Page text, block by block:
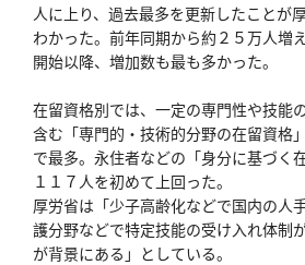
人に上り、過去最多を更新したことが
わかった。前年同期から約２５万人増
開始以降、増加数も最も多かった。
在留資格別では、一定の専門性や技能
含む「専門的・技術的分野の在留資格
で最多。永住者などの「身分に基づく
１１７人を初めて上回った。
厚労省は「少子高齢化などで国内の人
護分野などで特定技能の受け入れ体制
が背景にある」としている。